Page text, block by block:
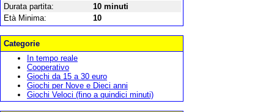
Durata partita:
10 minuti
Età Minima:
10
Categorie
In tempo reale
Cooperativo
Giochi da 15 a 30 euro
Giochi per Nove e Dieci anni
Giochi Veloci (fino a quindici minuti)